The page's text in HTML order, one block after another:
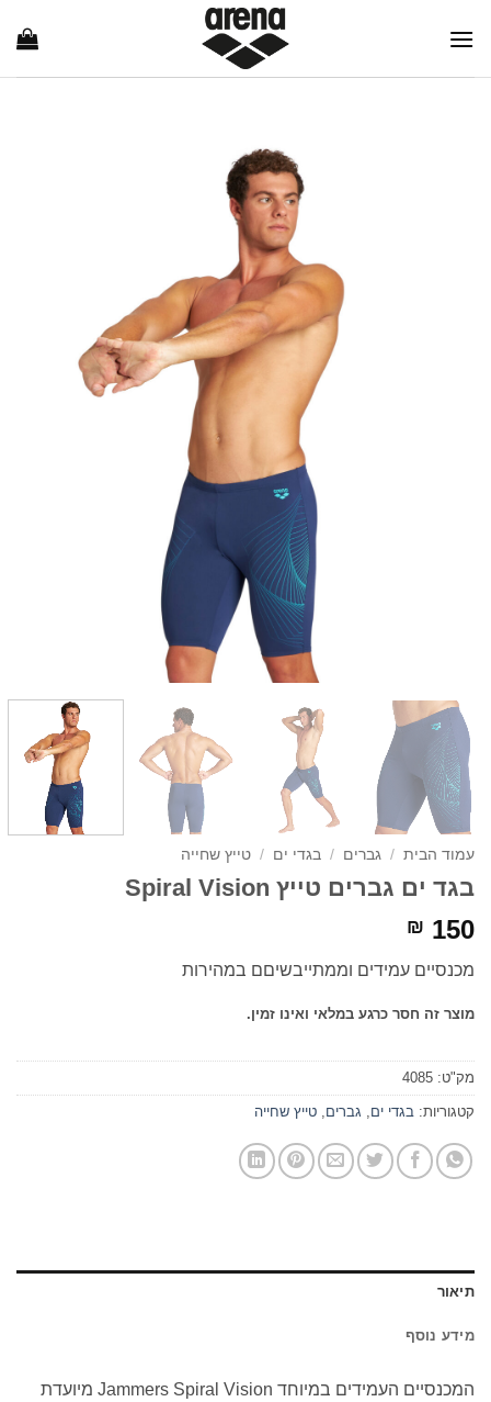
עמוד הבית / גברים / בגדי ים / טייץ שחייה
בגד ים גברים טייץ Spiral Vision
₪ 150
מכנסיים עמידים וממתייבשיםם במהירות
מוצר זה חסר כרגע במלאי ואינו זמין.
מק"ט: 4085
קטגוריות: בגדי ים גברים טייץ שחייה
תיאור
מידע נוסף
המכנסיים העמידים במיוחד Jammers Spiral Vision מיועדת